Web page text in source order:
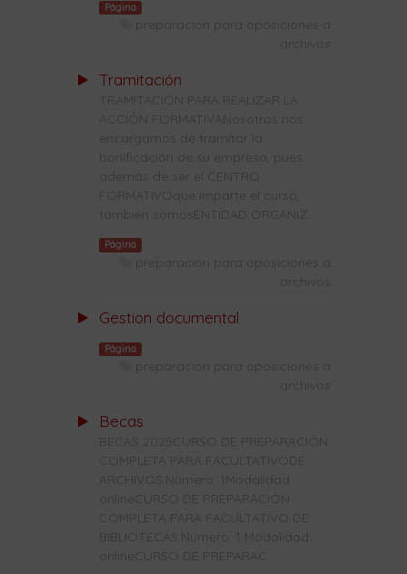
Página
preparacion para oposiciones a
archivos
Tramitación
TRAMITACIÓN PARA REALIZAR LA
ACCIÓN FORMATIVANosotros nos
encargamos de tramitar la
bonificación de su empresa, pues
además de ser el CENTRO
FORMATIVOque imparte el curso,
también somosENTIDAD ORGANIZ...
Página
preparacion para oposiciones a
archivos
Gestion documental
Página
preparacion para oposiciones a
archivos
Becas
BECAS 2025CURSO DE PREPARACIÓN
COMPLETA PARA FACULTATIVODE
ARCHIVOS:Número: 1Modalidad:
onlineCURSO DE PREPARACIÓN
COMPLETA PARA FACULTATIVO DE
BIBLIOTECAS:Número: 1 Modalidad:
onlineCURSO DE PREPARAC...